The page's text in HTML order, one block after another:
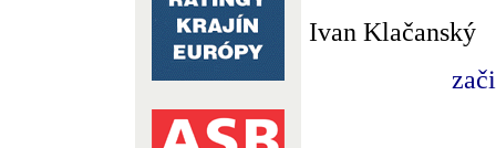
Ivan Klačanský